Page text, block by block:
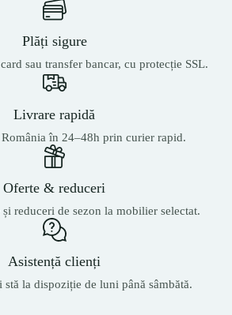
Plăți sigure
sau transfer bancar, cu protecție SSL.
Livrare rapidă
în 24–48h prin curier rapid.
Oferte & reduceri
reduceri de sezon la mobilier selectat.
Asistență clienți
stă la dispoziție de luni până sâmbătă.